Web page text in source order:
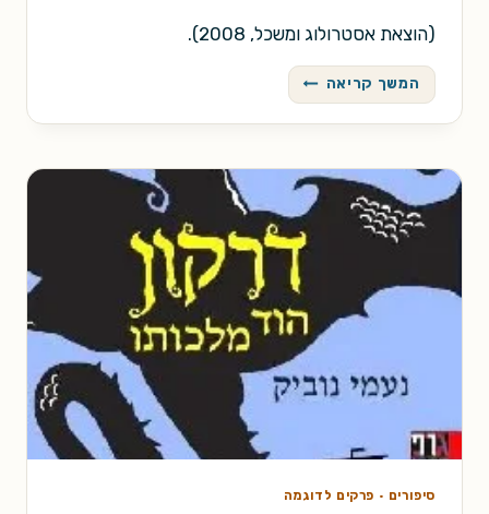
(הוצאת אסטרולוג ומשכל, 2008).
המשך קריאה תחיית
האגדות
/
גוייכמן
סיפורים · פרקים לדוגמה